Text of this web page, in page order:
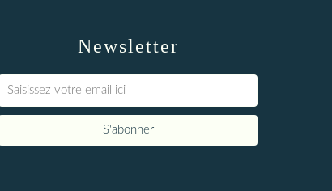
Newsletter